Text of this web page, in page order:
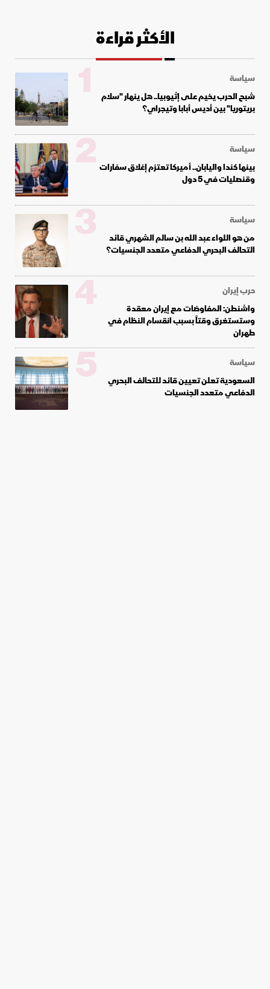
الأكثر قراءة
سياسة
شبح الحرب يخيم على إثيوبيا.. هل ينهار "سلام
بريتوريا" بين أديس أبابا وتيجراي؟
1
سياسة
بينها كندا واليابان.. أميركا تعتزم إغلاق سفارات
وقنصليات في 5 دول
2
سياسة
من هو اللواء عبد الله بن سالم الشهري قائد
التحالف البحري الدفاعي متعدد الجنسيات؟
3
حرب إيران
واشنطن: المفاوضات مع إيران معقدة
وستستغرق وقتاً بسبب انقسام النظام في
طهران
4
سياسة
السعودية تعلن تعيين قائد للتحالف البحري
الدفاعي متعدد الجنسيات
5